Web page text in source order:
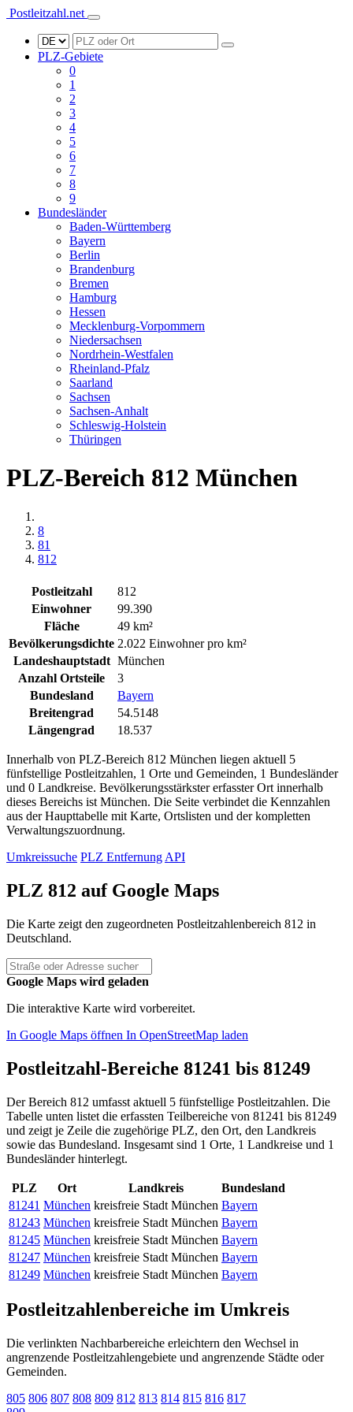
Postleitzahl.net
PLZ-Gebiete
0
1
2
3
4
5
6
7
8
9
Bundesländer
Baden-Württemberg
Bayern
Berlin
Brandenburg
Bremen
Hamburg
Hessen
Mecklenburg-Vorpommern
Niedersachsen
Nordrhein-Westfalen
Rheinland-Pfalz
Saarland
Sachsen
Sachsen-Anhalt
Schleswig-Holstein
Thüringen
PLZ-Bereich 812 München
8
81
812
Postleitzahl
812
Einwohner
99.390
Fläche
49 km²
Bevölkerungsdichte 2.022 Einwohner pro km²
Landeshauptstadt München
Anzahl Ortsteile
3
Bundesland
Bayern
Breitengrad
54.5148
Längengrad
18.537
Innerhalb von PLZ-Bereich 812 München liegen aktuell 5
fünfstellige Postleitzahlen, 1 Orte und Gemeinden, 1 Bundesländer
und 0 Landkreise. Bevölkerungsstärkster erfasster Ort innerhalb
dieses Bereichs ist München. Die Seite verbindet die Kennzahlen
aus der Haupttabelle mit Karte, Ortslisten und der kompletten
Verwaltungszuordnung.
Umkreissuche PLZ Entfernung API
PLZ 812 auf Google Maps
Die Karte zeigt den zugeordneten Postleitzahlenbereich 812 in
Deutschland.
Google Maps wird geladen
Die interaktive Karte wird vorbereitet.
In Google Maps öffnen In OpenStreetMap laden
Postleitzahl-Bereiche 81241 bis 81249
Der Bereich 812 umfasst aktuell 5 fünfstellige Postleitzahlen. Die
Tabelle unten listet die erfassten Teilbereiche von 81241 bis 81249
und zeigt je Zeile die zugehörige PLZ, den Ort, den Landkreis
sowie das Bundesland. Insgesamt sind 1 Orte, 1 Landkreise und 1
Bundesländer hinterlegt.
PLZ Ort Landkreis
Bundesland
81241 München kreisfreie Stadt München Bayern
81243 München kreisfreie Stadt München Bayern
81245 München kreisfreie Stadt München Bayern
81247 München kreisfreie Stadt München Bayern
81249 München kreisfreie Stadt München Bayern
Postleitzahlenbereiche im Umkreis
Die verlinkten Nachbarbereiche erleichtern den Wechsel in
angrenzende Postleitzahlengebiete und angrenzende Städte oder
Gemeinden.
805 806 807 808 809 812 813 814 815 816 817